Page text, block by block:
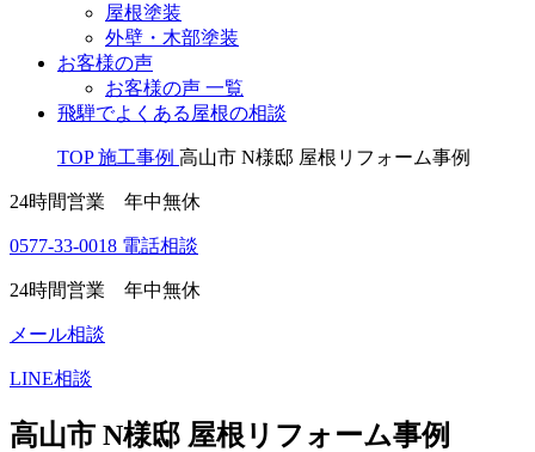
屋根塗装
外壁・木部塗装
お客様の声
お客様の声 一覧
飛騨でよくある屋根の相談
TOP 施工事例 高山市 N様邸 屋根リフォーム事例
24時間営業 年中無休
0577-33-0018 電話相談
24時間営業 年中無休
メール相談
LINE相談
高山市 N様邸 屋根リフォーム事例